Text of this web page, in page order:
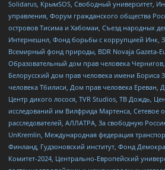
Solidarus, КрымSOS, Свободный университет,
управления, Форум гражданского общества
островов Тисима и Хабомаи, Съезд народных
Интернешнл, Фонд борьбы с коррупцией Инк,
Всемирный фонд природы, BDR Novaja Gazeta-
Образовательный дом прав человека
Белорусский дом прав человека имени Бориса
человека Тбилиси, Дом прав человека Ереван,
Центр дикого лосося, TVR Studios, ТВ Дождь,
исследований им Вилфрида Мартенса, Сетевое
расследователей, АЛЛАТРА, За свободную
UnKremlin, Международная федерация
Финланд, Гудзоновский институт, Фонд
Комитет-2024, Центрально-Европейский